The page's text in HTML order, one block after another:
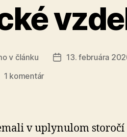
v článku
Dátum
13. februára
1 komentárna
nárok
na
v uplynulom